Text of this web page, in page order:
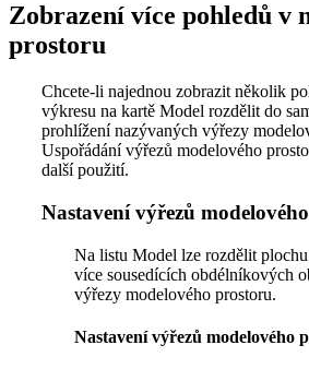
Zobrazení více pohledů v
prostoru
Chcete-li najednou zobrazit několik
výkresu na kartě Model rozdělit do
prohlížení nazývaných výřezy
Uspořádání výřezů modelového
další použití.
Nastavení výřezů
Na listu Model lze rozdělit
více sousedících obdélníkových
výřezy modelového prostoru.
Nastavení výřezů modelového